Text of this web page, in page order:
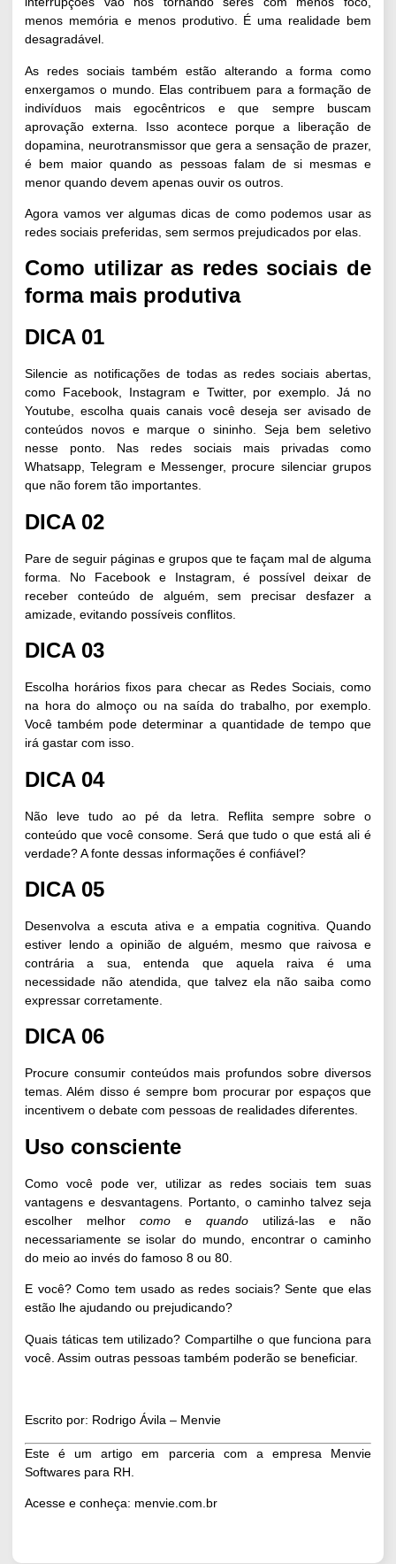
menos memória e menos produtivo. É uma realidade bem
desagradável.
As redes sociais também estão alterando a forma como
enxergamos o mundo. Elas contribuem para a formação de
indivíduos mais egocêntricos e que sempre buscam
aprovação externa. Isso acontece porque a liberação de
dopamina, neurotransmissor que gera a sensação de prazer,
é bem maior quando as pessoas falam de si mesmas e
menor quando devem apenas ouvir os outros.
Agora vamos ver algumas dicas de como podemos usar as
redes sociais preferidas, sem sermos prejudicados por elas.
Como utilizar as redes sociais de
forma mais produtiva
DICA 01
Silencie as notificações de todas as redes sociais abertas,
como Facebook, Instagram e Twitter, por exemplo. Já no
Youtube, escolha quais canais você deseja ser avisado de
conteúdos novos e marque o sininho. Seja bem seletivo
nesse ponto. Nas redes sociais mais privadas como
Whatsapp, Telegram e Messenger, procure silenciar grupos
que não forem tão importantes.
DICA 02
Pare de seguir páginas e grupos que te façam mal de alguma
forma. No Facebook e Instagram, é possível deixar de
receber conteúdo de alguém, sem precisar desfazer a
amizade, evitando possíveis conflitos.
DICA 03
Escolha horários fixos para checar as Redes Sociais, como
na hora do almoço ou na saída do trabalho, por exemplo.
Você também pode determinar a quantidade de tempo que
irá gastar com isso.
DICA 04
Não leve tudo ao pé da letra. Reflita sempre sobre o
conteúdo que você consome. Será que tudo o que está ali é
verdade? A fonte dessas informações é confiável?
DICA 05
Desenvolva a escuta ativa e a empatia cognitiva. Quando
estiver lendo a opinião de alguém, mesmo que raivosa e
contrária a sua, entenda que aquela raiva é uma
necessidade não atendida, que talvez ela não saiba como
expressar corretamente.
DICA 06
Procure consumir conteúdos mais profundos sobre diversos
temas. Além disso é sempre bom procurar por espaços que
incentivem o debate com pessoas de realidades diferentes.
Uso consciente
Como você pode ver, utilizar as redes sociais tem suas
vantagens e desvantagens. Portanto, o caminho talvez seja
escolher melhor como e quando utilizá-las e não
necessariamente se isolar do mundo, encontrar o caminho
do meio ao invés do famoso 8 ou 80.
E você? Como tem usado as redes sociais? Sente que elas
estão lhe ajudando ou prejudicando?
Quais táticas tem utilizado? Compartilhe o que funciona para
você. Assim outras pessoas também poderão se beneficiar.
Escrito por: Rodrigo Ávila – Menvie
Este é um artigo em parceria com a empresa Menvie
Softwares para RH.
Acesse e conheça: menvie.com.br